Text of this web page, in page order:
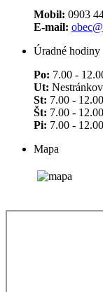
Mobil: 0903
E-mail:
Úradné hodiny
Po: 7.00 -
Ut:
St: 7.00 -
Št: 7.00 -
Pi: 7.00 - 12.00
Mapa